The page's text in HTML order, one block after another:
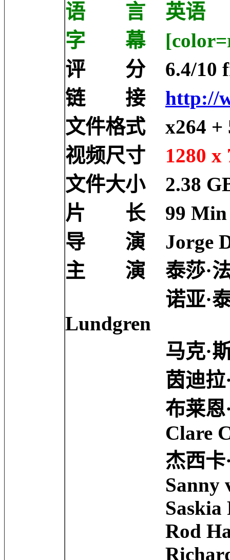
语 言 英语
字 幕
评 分 6.4/10
链 接 http://
文件格式 x264 +
视频尺寸 1280 x
文件大小 2.38
片 长 99 Min
导 演 Jorge
主 演 泰莎·法梅
诺亚·泰勒
Lundgren
马克·斯特朗
茵迪拉·瓦玛
布莱恩·考克
Clare
杰西卡·巴登
Sanny van
Saskia
Rod Hallett
Richard